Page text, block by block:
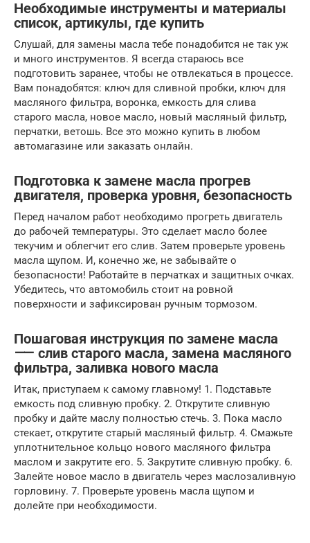
Необходимые инструменты и материалы
список, артикулы, где купить
Слушай, для замены масла тебе понадобится не так уж
и много инструментов. Я всегда стараюсь все
подготовить заранее, чтобы не отвлекаться в процессе.
Вам понадобятся: ключ для сливной пробки, ключ для
масляного фильтра, воронка, емкость для слива
старого масла, новое масло, новый масляный фильтр,
перчатки, ветошь. Все это можно купить в любом
автомагазине или заказать онлайн.
Подготовка к замене масла прогрев
двигателя, проверка уровня, безопасность
Перед началом работ необходимо прогреть двигатель
до рабочей температуры. Это сделает масло более
текучим и облегчит его слив. Затем проверьте уровень
масла щупом. И, конечно же, не забывайте о
безопасности! Работайте в перчатках и защитных очках.
Убедитесь, что автомобиль стоит на ровной
поверхности и зафиксирован ручным тормозом.
Пошаговая инструкция по замене масла
⸺ слив старого масла, замена масляного
фильтра, заливка нового масла
Итак, приступаем к самому главному! 1. Подставьте
емкость под сливную пробку. 2. Открутите сливную
пробку и дайте маслу полностью стечь. 3. Пока масло
стекает, открутите старый масляный фильтр. 4. Смажьте
уплотнительное кольцо нового масляного фильтра
маслом и закрутите его. 5. Закрутите сливную пробку. 6.
Залейте новое масло в двигатель через маслозаливную
горловину. 7. Проверьте уровень масла щупом и
долейте при необходимости.